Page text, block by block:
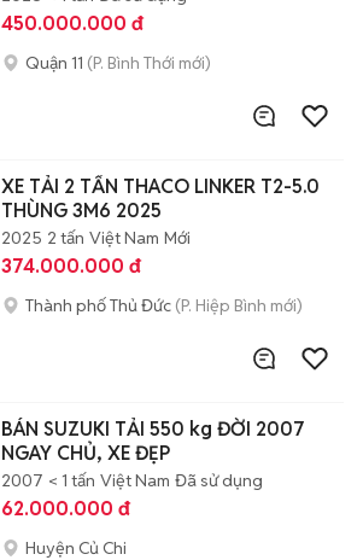
450.000.000 đ
Quận 11 (P. Bình Thới mới)
XE TẢI 2 TẤN THACO LINKER T2-5.0
THÙNG 3M6 2025
2025 2 tấn Việt Nam Mới
374.000.000 đ
Thành phố Thủ Đức (P. Hiệp Bình mới)
BÁN SUZUKI TẢI 550 kg ĐỜI 2007
NGAY CHỦ, XE ĐẸP
2007 < 1 tấn Việt Nam Đã sử dụng
62.000.000 đ
Huyện Củ Chi